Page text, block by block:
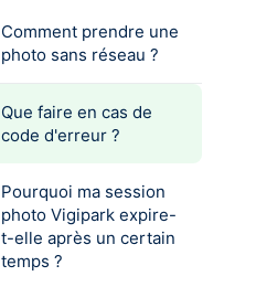
Comment prendre une
photo sans réseau ?
Que faire en cas de
code d'erreur ?
Pourquoi ma session
photo Vigipark expire-
t-elle après un certain
temps ?